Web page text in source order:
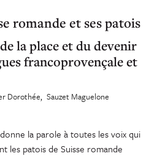
romande et ses patois
la place et du devenir
francoprovençale et
Dorothée Sauzet Maguelone
la parole à toutes les voix qui
les patois de Suisse romande